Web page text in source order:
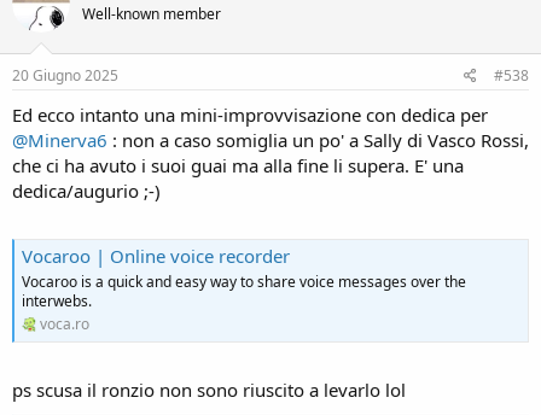
i
n
s
Well-known member
20 Giugno 2025 #538
Ed ecco intanto una mini-improvvisazione con dedica per
@Minerva6 : non a caso somiglia un po' a Sally di Vasco Rossi,
che ci ha avuto i suoi guai ma alla fine li supera. E' una
dedica/augurio ;-)
Vocaroo | Online voice recorder
Vocaroo is a quick and easy way to share voice messages over the
interwebs.
voca.ro
ps scusa il ronzio non sono riuscito a levarlo lol